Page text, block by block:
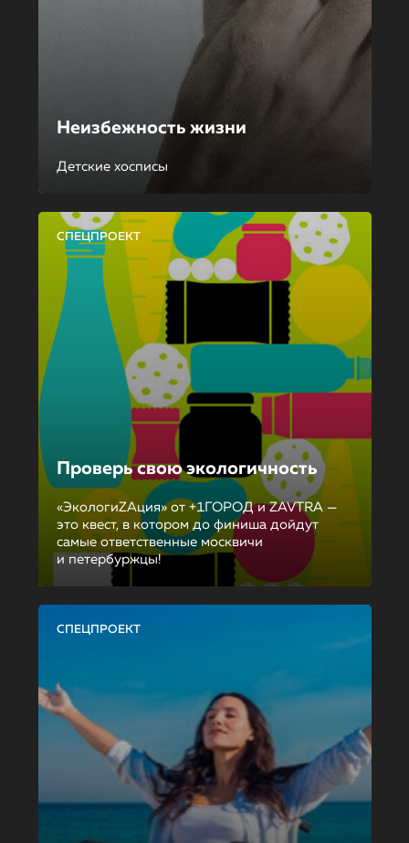
Неизбежность жизни
Детские хосписы
СПЕЦПРОЕКТ
Проверь свою экологичность
«ЭкологиZAция» от +1ГОРОД и ZAVTRA —
это квест, в котором до финиша дойдут
самые ответственные москвичи
и петербуржцы!
СПЕЦПРОЕКТ